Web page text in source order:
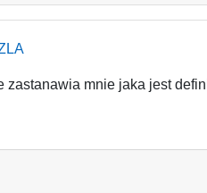
zastanawia mnie jaka jest